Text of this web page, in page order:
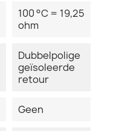
100 °C = 19,25
ohm
Dubbelpolige
geïsoleerde
retour
Geen